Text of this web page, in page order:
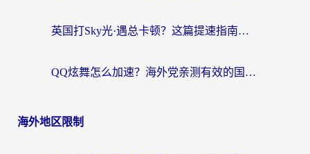
英国打Sky光·遇总卡顿？这篇提速指南帮你找回治愈感
QQ炫舞怎么加速？海外党亲测有效的国服游戏加速指南（附失落城堡金铲铲之战解决方案）
海外地区限制